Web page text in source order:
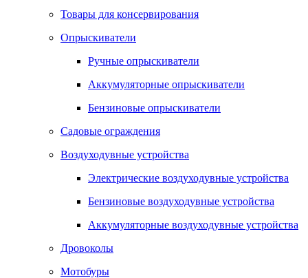
Товары для консервирования
Опрыскиватели
Ручные опрыскиватели
Аккумуляторные опрыскиватели
Бензиновые опрыскиватели
Садовые ограждения
Воздуходувные устройства
Электрические воздуходувные устройства
Бензиновые воздуходувные устройства
Аккумуляторные воздуходувные устройства
Дровоколы
Мотобуры